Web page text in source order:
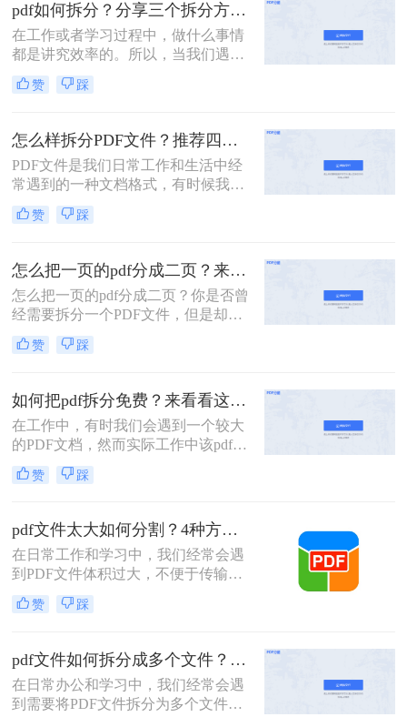
子书、一份合并的财务报表，或是一
次会议的所有记录。此时，如何从中
精准、快速地提取出我们需要的部
分，就成了一个亟待解决的问
题。“拆分PDF”这项技能，因此变得
pdf如何拆分？分享三个拆分方法！
在工作或者学习过程中，做什么事情
都是讲究效率的。所以，当我们遇到
内容又多篇幅又长的PDF文件时，根
本来不及花太多时间去仔细阅读，这
多个文件以便我们快速查阅。那么有
没有更加简便高效的方法可以让我们
实现这一操作呢？今天我就推荐三个
实用的方法来教你pdf如何拆分，让你
快速提高文件处理效率。
赞 踩
怎么样拆分PDF文件？推荐四个拆分PDF方法！
PDF文件是我们日常工作和生活中经
常遇到的一种文档格式，有时候我们
需要对PDF文件进行拆分，以便更好
地管理和处理。本文将为您详细介绍
理和使用。
赞 踩
怎么把一页的pdf分成二页？来看看这3个PDF拆分方法！
怎么把一页的pdf分成二页？你是否曾
经需要拆分一个PDF文件，但是却不
知道该如何下手？PDF是一种常用的
文件格式，但是在某些情况下，我们
绍几种简单的方法，帮助你轻松拆分
PDF文件。
赞 踩
如何把pdf拆分免费？来看看这2个PDF拆分方法！
在工作中，有时我们会遇到一个较大
的PDF文档，然而实际工作中该pdf文
档的内容是分模块处理的。这时我们
就可以使用PDF拆分功能，将整个
文档，方便工作中文档的传输处理和
重要内容的查找。下面我们就将介绍
如何把pdf拆分免费方法，希望能给读
者的工作带来方便。
赞 踩
pdf文件太大如何分割？4种方法教你如何快速拆分！
在日常工作和学习中，我们经常会遇
到PDF文件体积过大，不便于传输或
管理的情况。此时，将PDF文件分割
成多个较小的文件就显得尤为重要。
详细介绍几种常用的PDF文件分割方
法，帮助用户轻松应对大体积PDF文
件的处理难题。
赞 踩
pdf文件如何拆分成多个文件？这三种方法教你轻松拆分！
在日常办公和学习中，我们经常会遇
到需要将PDF文件拆分为多个文件的